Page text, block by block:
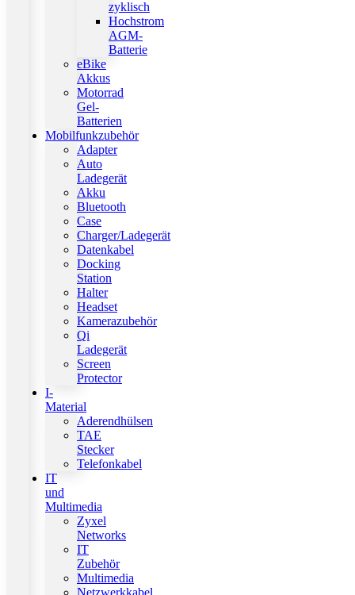
zyklisch
Hochstrom
AGM-
Batterie
eBike
Akkus
Motorrad
Gel-
Batterien
Mobilfunkzubehör
Adapter
Auto
Ladegerät
Akku
Bluetooth
Case
Charger/Ladegerät
Datenkabel
Docking
Station
Halter
Headset
Kamerazubehör
Qi
Ladegerät
Screen
Protector
I-
Material
Aderendhülsen
TAE
Stecker
Telefonkabel
IT
und
Multimedia
Zyxel
Networks
IT
Zubehör
Multimedia
Netzwerkkabel